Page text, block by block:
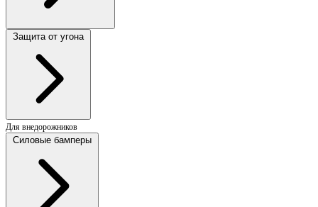
Защита от угона
Для внедорожников
Силовые бамперы